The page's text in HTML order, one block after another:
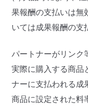
果報酬の支払いは無
いては成果報酬の支
パートナーがリンク
実際に購入する商品
ナーに支払われる成
商品に設定された料